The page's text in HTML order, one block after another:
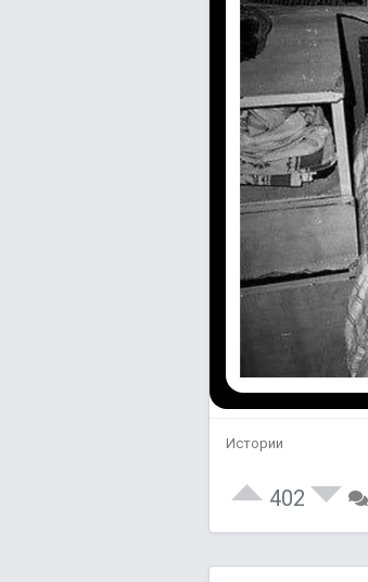
Истории
402